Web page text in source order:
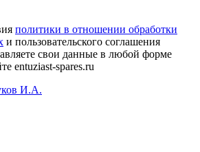
политики в отношении обработки
и пользовательского соглашения
свои данные в любой форме
entuziast-spares.ru
И.А.